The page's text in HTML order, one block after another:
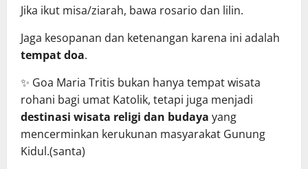
Jika ikut misa/ziarah, bawa rosario dan lilin.
Jaga kesopanan dan ketenangan karena ini adalah
tempat doa.
✨ Goa Maria Tritis bukan hanya tempat wisata
rohani bagi umat Katolik, tetapi juga menjadi
destinasi wisata religi dan budaya yang
mencerminkan kerukunan masyarakat Gunung
Kidul.(santa)